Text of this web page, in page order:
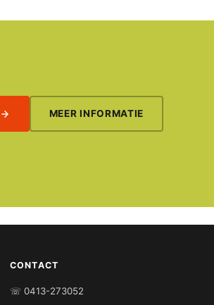
MEER INFORMATIE
CONTACT
☏ 0413-273052